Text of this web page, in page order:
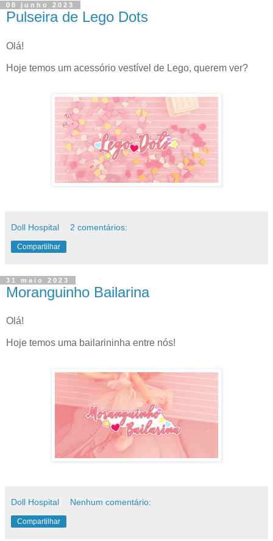
08 junho 2023
Pulseira de Lego Dots
Olá!
Hoje temos um acessório vestível de Lego, querem ver?
Doll Hospital 2 comentários:
Compartilhar
31 maio 2023
Moranguinho Bailarina
Olá!
Hoje temos uma bailarininha entre nós!
Doll Hospital Nenhum comentário:
Compartilhar